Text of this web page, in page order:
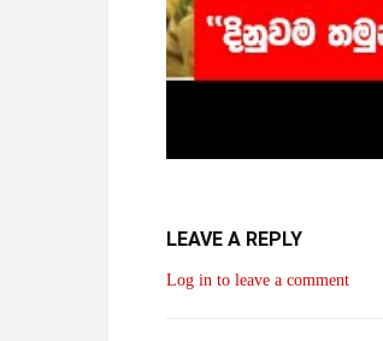
LEAVE A REPLY
Log in to leave a comment